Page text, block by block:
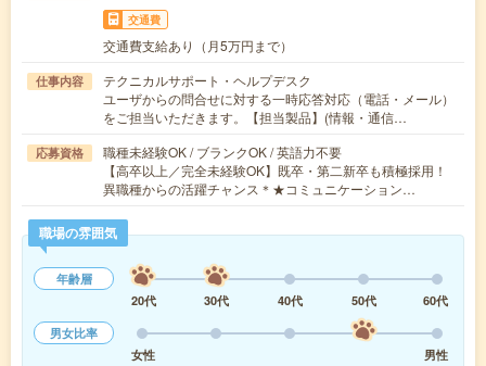
交通費
交通費支給あり（月5万円まで）
仕事内容
テクニカルサポート・ヘルプデスク
ユーザからの問合せに対する一時応答対応（電話・メール）
をご担当いただきます。【担当製品】(情報・通信…
応募資格
職種未経験OK / ブランクOK / 英語力不要
【高卒以上／完全未経験OK】既卒・第二新卒も積極採用！
異職種からの活躍チャンス＊★コミュニケーション…
職場の雰囲気
年齢層
20代
30代 40代 50代
60代
男女比率
女性
男性